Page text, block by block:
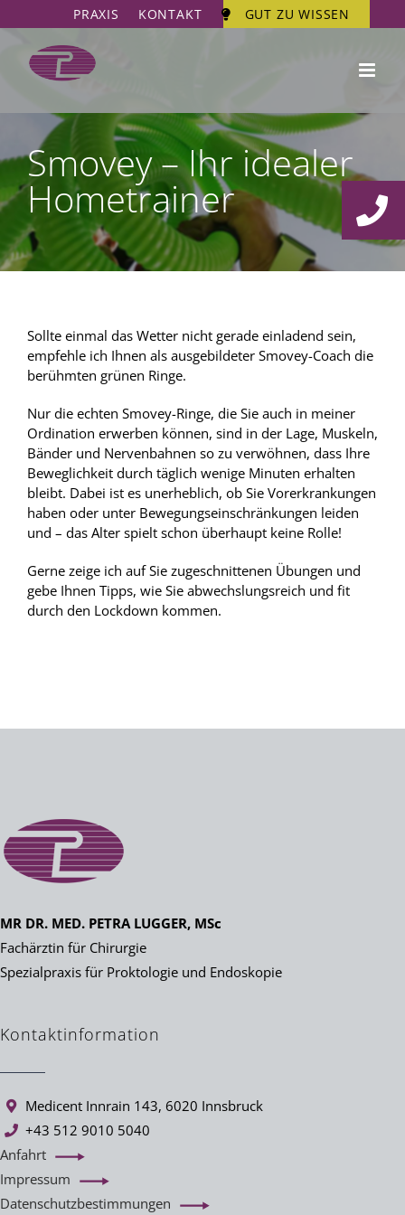
Inhalt
springen
PRAXIS KONTAKT GUT ZU WISSEN
Smovey – Ihr idealer
Hometrainer
Sollte einmal das Wetter nicht gerade einladend sein,
empfehle ich Ihnen als ausgebildeter Smovey-Coach die
berühmten grünen Ringe.
Nur die echten Smovey-Ringe, die Sie auch in meiner
Ordination erwerben können, sind in der Lage, Muskeln,
Bänder und Nervenbahnen so zu verwöhnen, dass Ihre
Beweglichkeit durch täglich wenige Minuten erhalten
bleibt. Dabei ist es unerheblich, ob Sie Vorerkrankungen
haben oder unter Bewegungseinschränkungen leiden
und – das Alter spielt schon überhaupt keine Rolle!
Gerne zeige ich auf Sie zugeschnittenen Übungen und
gebe Ihnen Tipps, wie Sie abwechslungsreich und fit
durch den Lockdown kommen.
MR DR. MED. PETRA LUGGER, MSc
Fachärztin für Chirurgie
Spezialpraxis für Proktologie und Endoskopie
Kontaktinformation
Medicent Innrain 143, 6020 Innsbruck
+43 512 9010 5040
Anfahrt
Impressum
Datenschutzbestimmungen